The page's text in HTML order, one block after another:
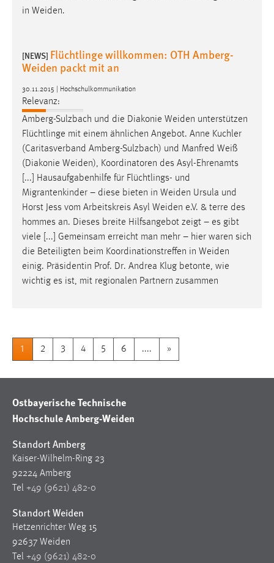
in Weiden.
[NEWS] Flüchtlinge willkommen: OTH Amberg-
Weiden packt mit an
30.11.2015 | Hochschulkommunikation
Relevanz:
Amberg-Sulzbach und die Diakonie Weiden unterstützen
Flüchtlinge mit einem ähnlichen Angebot. Anne Kuchler
(Caritasverband Amberg-Sulzbach) und Manfred Weiß
(Diakonie Weiden), Koordinatoren des Asyl-Ehrenamts
[...] Hausaufgabenhilfe für Flüchtlings- und
Migrantenkinder – diese bieten in Weiden Ursula und
Horst Jess vom Arbeitskreis Asyl Weiden e.V. & terre des
hommes an. Dieses breite Hilfsangebot zeigt – es gibt
viele [...] Gemeinsam erreicht man mehr – hier waren sich
die Beteiligten beim Koordinationstreffen in Weiden
einig. Präsidentin Prof. Dr. Andrea Klug betonte, wie
wichtig es ist, mit regionalen Partnern zusammen
1 2 3 4 5 6 .... »
Ostbayerische Technische
Hochschule Amberg-Weiden
Standort Amberg
Kaiser-Wilhelm-Ring 23
92224 Amberg
Tel +49 (9621) 482-0
Standort Weiden
Hetzenrichter Weg 15
92637 Weiden
Tel +49 (9621) 482-0